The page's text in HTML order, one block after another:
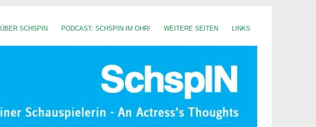
ÜBER SCHSPIN PODCAST: SCHSPIN IM OHR! WEITERE SEITEN LINKS